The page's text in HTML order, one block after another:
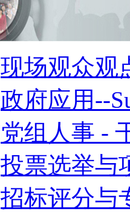
现场观众观
政府应用--
党组人事 -
投票选举与
招标评分与